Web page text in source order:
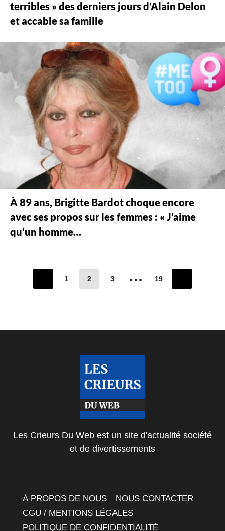
terribles » des derniers jours d’Alain Delon
et accable sa famille
À 89 ans, Brigitte Bardot choque encore
avec ses propos sur les femmes : « J’aime
qu’un homme…
1 2 3 … 19
Les Crieurs Du Web est un site d'actualité société
et de divertissements
À PROPOS DE NOUS
NOUS CONTACTER
CGU / MENTIONS LÉGALES
POLITIQUE DE CONFIDENTIALITÉ